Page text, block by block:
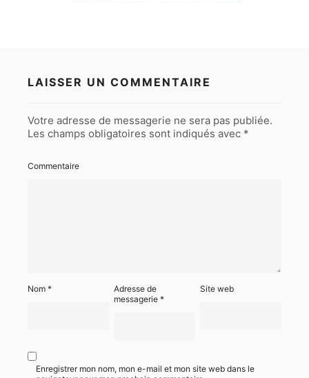
LAISSER UN COMMENTAIRE
Votre adresse de messagerie ne sera pas publiée.
Les champs obligatoires sont indiqués avec *
Commentaire
Nom *
Adresse de
messagerie*
Site web
Enregistrer mon nom, mon e-mail et mon site web dans le